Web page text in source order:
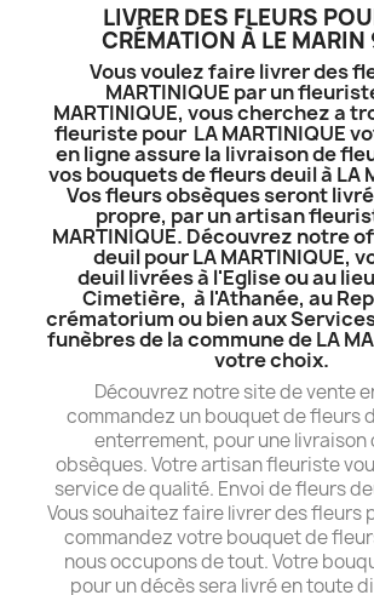
LIVRER DES FLEURS
CRÉMATION À LE
Vous voulez faire livrer des
MARTINIQUE par un
MARTINIQUE, vous cherchez a
fleuriste pour LA MARTINIQUE
en ligne assure la livraison de
vos bouquets de fleurs deuil à LA
Vos fleurs obsèques seront
propre, par un artisan
MARTINIQUE. Découvrez notre
deuil pour LA MARTINIQUE,
deuil livrées à l'Eglise ou au
Cimetière, à l'Athanée, au
crématorium ou bien aux
funèbres de la commune de LA
votre choix.
Découvrez notre site de vente
commandez un bouquet de fleurs
enterrement, pour une livraison
obsèques. Votre artisan fleuriste
service de qualité. Envoi de fleurs
Vous souhaitez faire livrer des fleurs
commandez votre bouquet de
nous occupons de tout. Votre
pour un décès sera livré en toute